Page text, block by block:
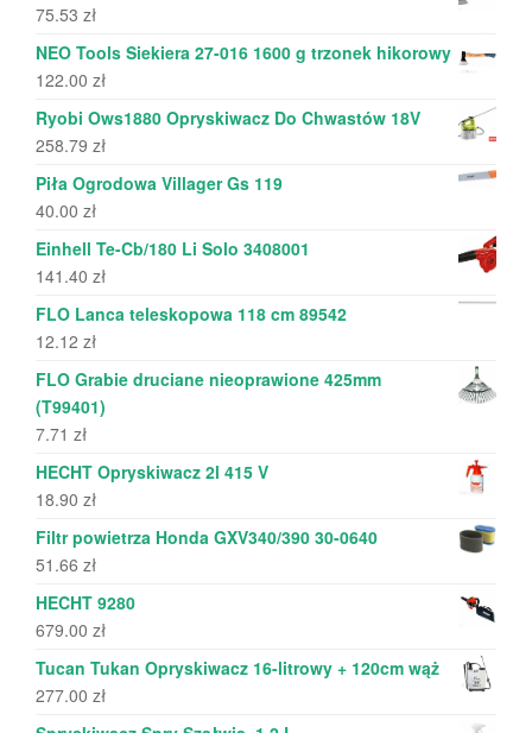
75.53 zł
NEO Tools Siekiera 27-016 1600 g trzonek hikorowy
122.00 zł
Ryobi Ows1880 Opryskiwacz Do Chwastów 18V
258.79 zł
Piła Ogrodowa Villager Gs 119
40.00 zł
Einhell Te-Cb/180 Li Solo 3408001
141.40 zł
FLO Lanca teleskopowa 118 cm 89542
12.12 zł
FLO Grabie druciane nieoprawione 425mm
(T99401)
7.71 zł
HECHT Opryskiwacz 2l 415 V
18.90 zł
Filtr powietrza Honda GXV340/390 30-0640
51.66 zł
HECHT 9280
679.00 zł
Tucan Tukan Opryskiwacz 16-litrowy + 120cm wąż
277.00 zł